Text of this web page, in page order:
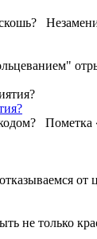
от
не только